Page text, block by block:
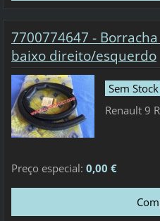
7700774647 -
baixo direito/esquerdo
Sem Stock
Renault 9
Preço especial: 0,00 €